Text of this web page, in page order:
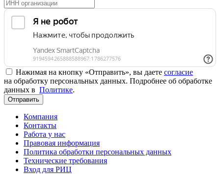
Нажимая на кнопку «Отправить», вы даете согласие
на обработку персональных данных. Подробнее об обработке
данных в Политике.
Отправить
Компания
Контакты
Работа у нас
Правовая информация
Политика обработки персональных данных
Технические требования
Вход для РИЦ